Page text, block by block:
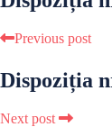
Previous post
Dispoziția
Next post